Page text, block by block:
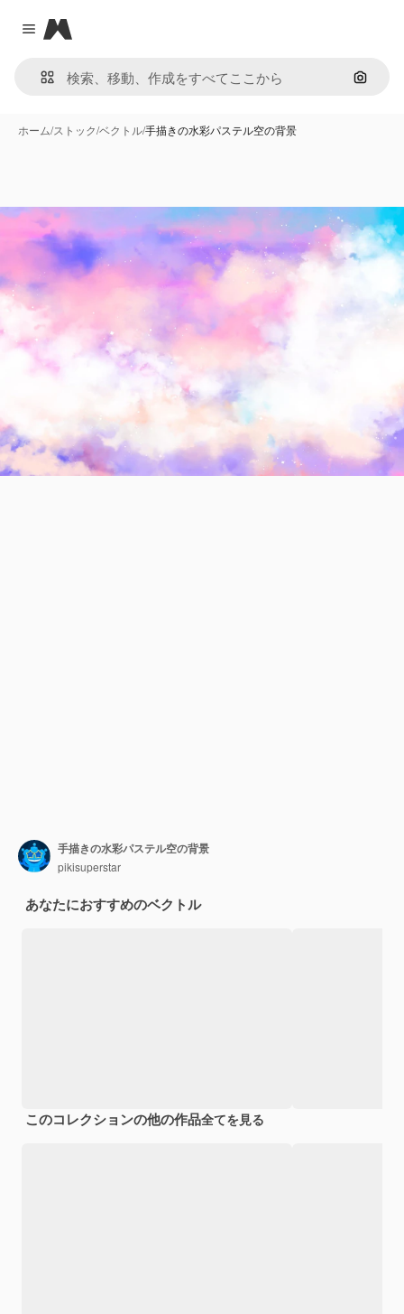
Close menu
Magnific
画像で
ホーム/ストック/ベクトル/手描きの水彩パステル空の背景
手描きの水彩パステル空の背景
pikisuperstar
あなたにおすすめのベクトル
このコレクションの他の作品全てを見る